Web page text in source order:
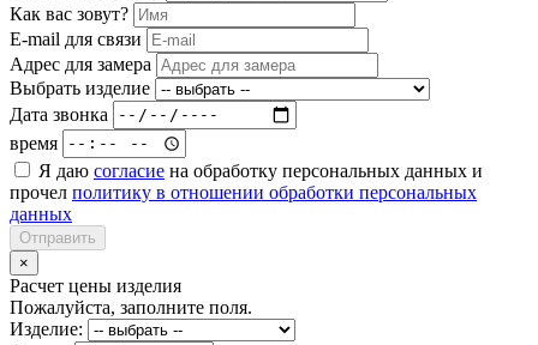
Как вас зовут?
E-mail для связи
Адрес для замера
Выбрать изделие
Дата звонка
время
Я даю согласие на обработку персональных данных и
прочел политику в отношении обработки персональных
данных
Отправить
×
Расчет цены изделия
Пожалуйста, заполните поля.
Изделие: